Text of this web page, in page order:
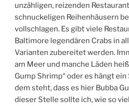
unzähligen, reizenden
schnuckeligen Reihenhäusern
vollschlagen. Es gibt viele
Baltimore legendären Crabs in
Varianten zubereitet werden.
am Meer und manche Läden
Gump Shrimp“ oder es hängt
dem steht, dass es hier Bubba
dieser Stelle sollte ich, wie so